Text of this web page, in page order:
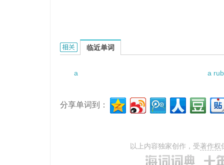
a medieval jousting tournament的相关资料：
临近单词
a a
分享单词到：
以上内容独家创作，受著作权